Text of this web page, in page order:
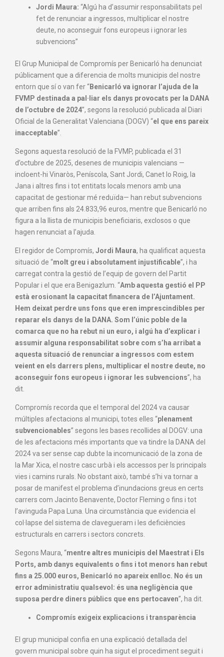
Jordi Maura: “Algú ha d’assumir responsabilitats pel
fet de renunciar a ingressos, multiplicar el nostre
deute, no aconseguir fons europeus i ignorar les
subvencions”
El Grup Municipal de Compromís per Benicarló ha denunciat
públicament que a diferencia de molts municipis del nostre
entorn que sí o van fer “Benicarló va ignorar l’ajuda de la
FVMP destinada a pal·liar els danys provocats per la DANA
de l’octubre de 2024”, segons la resolució publicada al Diari
Oficial de la Generalitat Valenciana (DOGV) “el que ens pareix
inacceptable”.
Segons aquesta resolució de la FVMP, publicada el 31
d’octubre de 2025, desenes de municipis valencians —
incloent-hi Vinaròs, Peníscola, Sant Jordi, Canet lo Roig, la
Jana i altres fins i tot entitats locals menors amb una
capacitat de gestionar mé reduïda— han rebut subvencions
que arriben fins als 24.833,96 euros, mentre que Benicarló no
figura a la llista de municipis beneficiaris, exclosos o que
hagen renunciat a l’ajuda.
El regidor de Compromís, Jordi Maura, ha qualificat aquesta
situació de “molt greu i absolutament injustificable”, i ha
carregat contra la gestió de l’equip de govern del Partit
Popular i el que era Benigazlum. “Amb aquesta gestió el PP
està erosionant la capacitat financera de l’Ajuntament.
Hem deixat perdre uns fons que eren imprescindibles per
reparar els danys de la DANA. Som l’únic poble de la
comarca que no ha rebut ni un euro, i algú ha d’explicar i
assumir alguna responsabilitat sobre com s’ha arribat a
aquesta situació de renunciar a ingressos com estem
veient en els darrers plens, multiplicar el nostre deute, no
aconseguir fons europeus i ignorar les subvencions”, ha
dit.
Compromís recorda que el temporal del 2024 va causar
múltiples afectacions al municipi, totes elles “plenament
subvencionables” segons les bases recollides al DOGV: una
de les afectacions més importants que va tindre la DANA del
2024 va ser sense cap dubte la incomunicació de la zona de
la Mar Xica, el nostre casc urbà i els accessos per ls principals
vies i camins rurals. No obstant això, també s’hi va tornar a
posar de manifest el problema d’inundacions greus en certs
carrers com Jacinto Benavente, Doctor Fleming o fins i tot
l’avinguda Papa Luna. Una circumstància que evidencia el
col·lapse del sistema de clavegueram i les deficiències
estructurals en carrers i sectors concrets.
Segons Maura, “mentre altres municipis del Maestrat i Els
Ports, amb danys equivalents o fins i tot menors han rebut
fins a 25.000 euros, Benicarló no apareix enlloc. No és un
error administratiu qualsevol: és una negligència que
suposa perdre diners públics que ens pertocaven”, ha dit.
Compromís exigeix explicacions i transparència
El grup municipal confia en una explicació detallada del
govern municipal sobre quin ha sigut el procediment seguit i